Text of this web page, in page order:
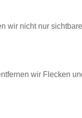
wir nicht nur
wir Flecken